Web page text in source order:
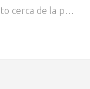
Bienvenidos a este bonito apartamento cerca de la playa situado en Torre del Mar. Tiene capacidad para 6 personas. No habrá mejor manera de empezar el día que desayunando en el acogedor balcón mientras planificas tus visitas a la zona. Si te apetece refrescarte, podrás darte un chapuzón en la gran piscina comunitaria de cloro de 10x20m, con una profundidad máxima de 2,3m, que además cuenta con una zona infantil de 5x4 m y 0,5m de profundidad. Al estar en un edificio, el piso tiene vecinos directos. El interior de la casa, recién reformada, está pensado para que descanses como te mereces. El luminoso salón, perfecto para largas veladas, está equipado con aire acondicionado y TV. La cocina es independiente y tiene todo lo necesario para cocinar tus platos favoritos. A la hora de dormir, dispone de 3 dormitorios: dos de ellos con cama de matrimonio y ventilador, y el último con litera. Un cuarto de baño con ducha completa la propiedad. Si viajas con tu bebé, podemos facilitarte una cuna y una trona. El apartamento está situado en Torre del Mar, un pueblo costero de Málaga que cuenta con todas las facilidades para que disfrutes de unas vacaciones independientes. Si te apetece pasear, puedes caminar por el paseo marítimo admirando los diferentes faros que en él se encuentran. En la extensa playa, de arena oscura y aguas cristalinas, encontrarás innumerables chiringuitos donde degustar deliciosas tapas de pescado y otros mariscos. Te animamos a visitar la fortaleza medieval del Castillo de Torre del Mar y las torres de Vélez-Málaga. Información importante - Tenga en cuenta que no se permiten grupos de jóvenes ni fiestas. - El horario de entrada es a partir de las 16:00 y el de salida hasta las 10:00. - La piscina está abierta de julio a septiembre de 10:00 a 14:00 horas y de 16:00 a 20:00 horas. - Consultar con el anunciante posibles cargos. - No se permiten mascotas. - Prohibida la realización de eventos. - Licencia turística: VFT/MA/40606 - Tendrás que pagar el importe del depósito a la llegada al propietario. Pre-reserva no disponible Nota: Las tarifas no incluyen el seguro obligatorio de daños y perjuicios. Este pequeño importe es un porcentaje de la suma de alquiler a partir de 10 euros por reserva.